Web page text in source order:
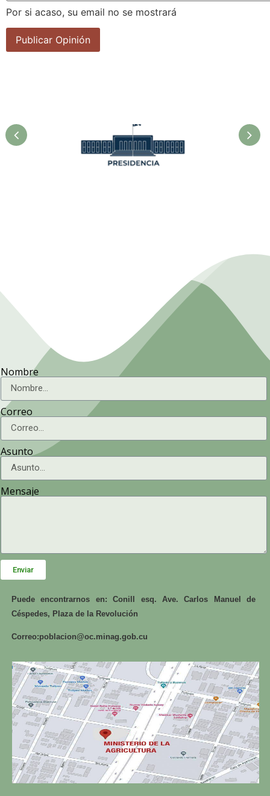
Por si acaso, su email no se mostrará
Nombre
Correo
Asunto
Mensaje
Enviar
Puede encontrarnos en: Conill esq. Ave. Carlos Manuel de
Céspedes, Plaza de la Revolución
Correo:poblacion@oc.minag.gob.cu